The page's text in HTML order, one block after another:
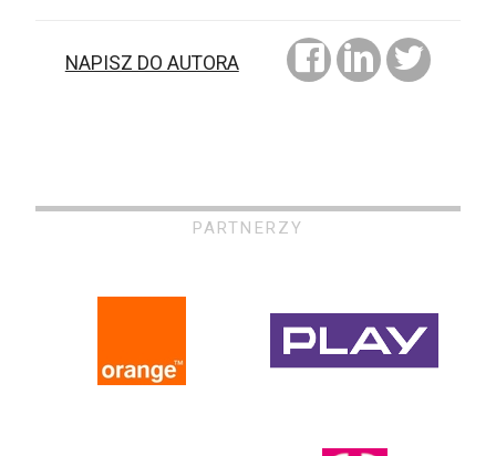
NAPISZ DO AUTORA
PARTNERZY